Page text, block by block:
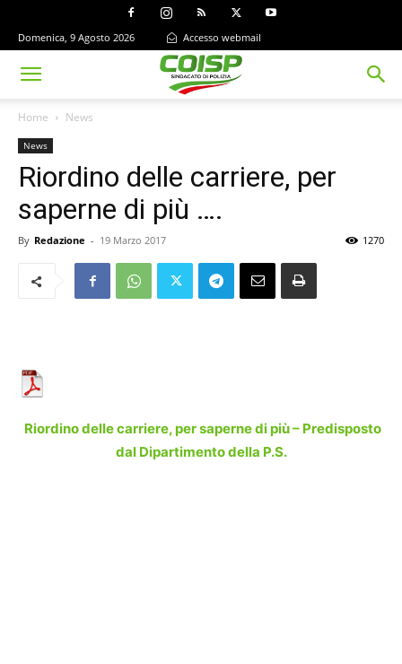
Domenica, 9 Agosto 2026 Accesso webmail
Home News
News
Riordino delle carriere, per
saperne di più ….
By Redazione - 19 Marzo 2017 1270
Riordino delle carriere, per saperne di più – Predisposto
dal Dipartimento della P.S.